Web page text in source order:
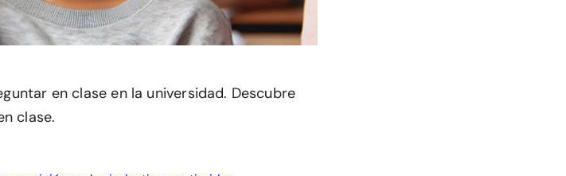
en clase en la universidad. Descubre
clase.